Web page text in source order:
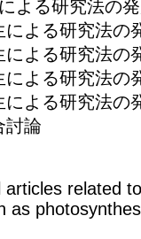
よる研究法の
による研究法の
による研究法の
による研究法の
による研究法の
討論
articles related
as